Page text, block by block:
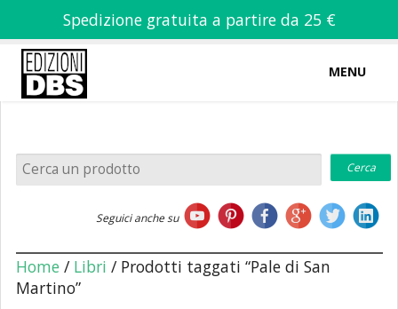
Spedizione gratuita a partire da 25 €
MENU
Home
Chi siamo
Seguici anche su
Home/ Libri / Prodotti taggati “Pale di San
Martino”